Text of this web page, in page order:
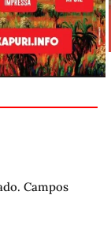
Campos